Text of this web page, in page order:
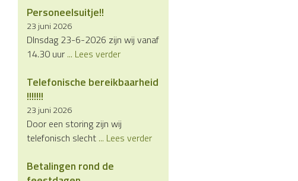
Personeelsuitje!!
23 juni 2026
DInsdag 23-6-2026 zijn wij vanaf
14.30 uur ... Lees verder
Telefonische bereikbaarheid
!!!!!!!
23 juni 2026
Door een storing zijn wij
telefonisch slecht ... Lees verder
Betalingen rond de